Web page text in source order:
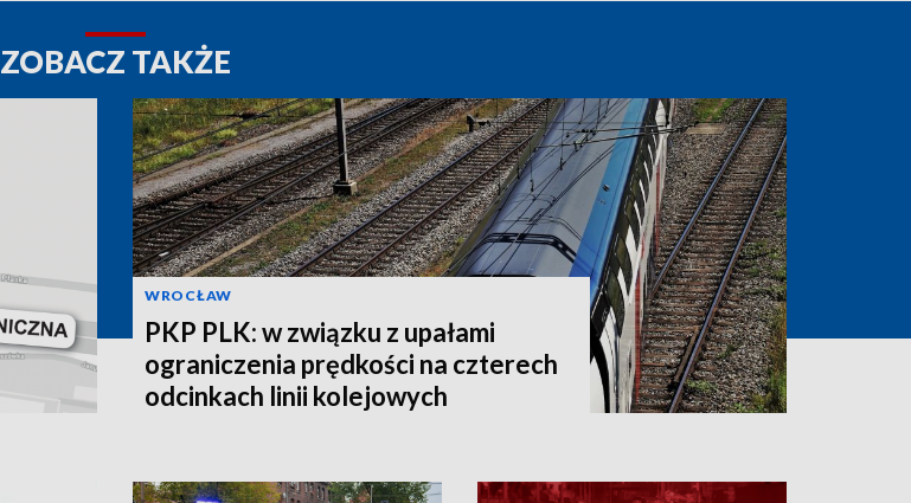
ZOBACZ TAKŻE
WROCŁAW
PKP PLK: w związku z upałami
ograniczenia prędkości na czterech
odcinkach linii kolejowych